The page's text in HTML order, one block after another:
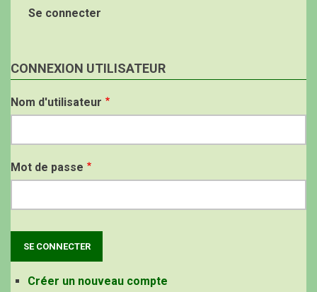
Se connecter
CONNEXION UTILISATEUR
Nom d'utilisateur
Mot de passe
Créer un nouveau compte